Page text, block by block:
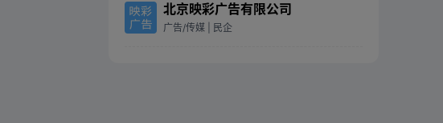
北京映彩广告有限公司
广告/传媒 | 民企